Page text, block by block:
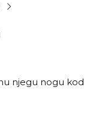
njegu nogu kod